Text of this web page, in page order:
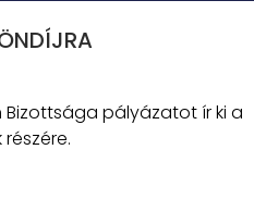
Bizottsága pályázatot ír ki a